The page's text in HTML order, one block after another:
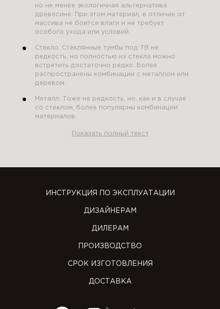
но не менее экологичная альтернатива
древесине. При этом материал, в отличие от
массива не боится влаги и не требует
особого ухода или условий.
Стекло. Стеклянные тумбы под ТВ не
редкость, но полностью из стекла можно
встретить достаточно редко. Более
распространены комбинации с металлом или
деревом.
Металл. Тоже не редкость, но, как и в случае
со стеклом, более популярны комбинации
материалов.
Показать полный текст
ИНСТРУКЦИЯ ПО ЭКСПЛУАТАЦИИ
ДИЗАЙНЕРАМ
ДИЛЕРАМ
ПРОИЗВОДСТВО
СРОК ИЗГОТОВЛЕНИЯ
ДОСТАВКА